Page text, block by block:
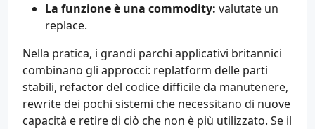
La funzione è una commodity: valutate un
replace.
Nella pratica, i grandi parchi applicativi britannici
combinano gli approcci: replatform delle parti
stabili, refactor del codice difficile da manutenere,
rewrite dei pochi sistemi che necessitano di nuove
capacità e retire di ciò che non è più utilizzato. Se il